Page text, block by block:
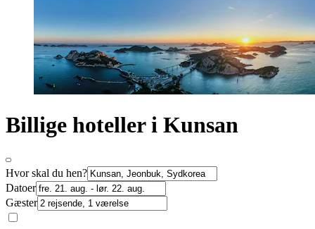
Billige hoteller i Kunsan
Hvor skal du hen?
Datoer
Gæster